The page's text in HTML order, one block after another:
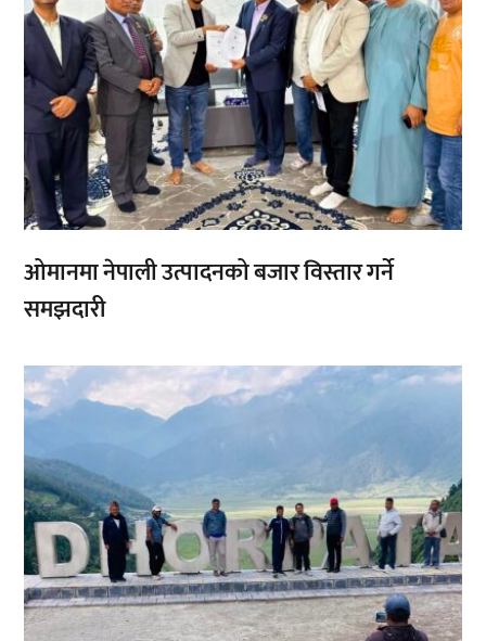
ओमानमा नेपाली उत्पादनको बजार विस्तार गर्ने
समझदारी
,,